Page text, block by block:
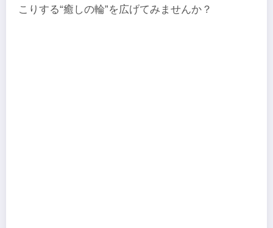
こりする“癒しの輪”を広げてみませんか？